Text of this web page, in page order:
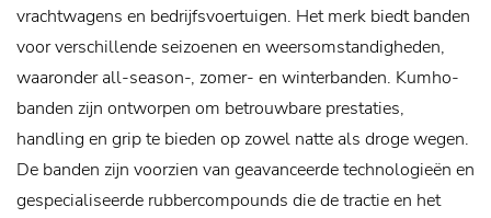
vrachtwagens en bedrijfsvoertuigen. Het merk biedt banden
voor verschillende seizoenen en weersomstandigheden,
waaronder all-season-, zomer- en winterbanden. Kumho-
banden zijn ontworpen om betrouwbare prestaties,
handling en grip te bieden op zowel natte als droge wegen.
De banden zijn voorzien van geavanceerde technologieën en
gespecialiseerde rubbercompounds die de tractie en het